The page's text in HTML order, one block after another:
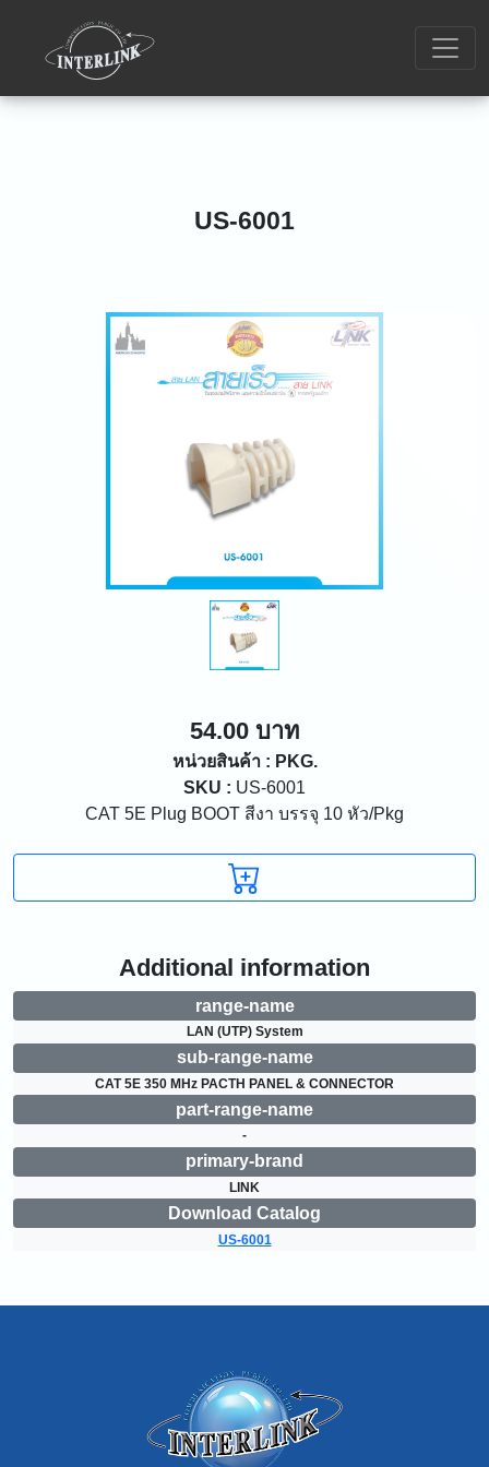
US-6001
54.00 บาท
หน่วยสินค้า : PKG.
SKU : US-6001
CAT 5E Plug BOOT สีงา บรรจุ 10 หัว/Pkg
Additional information
range-name
LAN (UTP) System
sub-range-name
CAT 5E 350 MHz PACTH PANEL & CONNECTOR
part-range-name
-
primary-brand
LINK
Download Catalog
US-6001